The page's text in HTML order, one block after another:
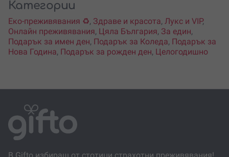
Категории
Еко-преживявания ♻️, Здраве и красота, Лукс и VIP,
Онлайн преживявания, Цяла България, За един,
Подарък за имен ден, Подарък за Коледа, Подарък за
Нова Година, Подарък за рожден ден, Целогодишно